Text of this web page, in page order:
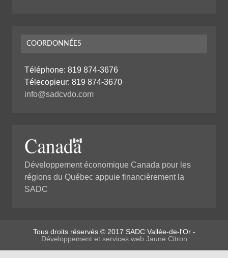
COORDONNÉES
Téléphone: 819 874-3676
Télecopieur: 819 874-3670
info@sadcvdo.com
Développement économique Canada pour les
régions du Québec appuie financièrement la
SADC
Tous droits réservés © 2017 SADC Vallée-de-l'Or -
Développement et services web Jaune Citron